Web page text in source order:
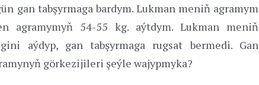
gan tabşyrmaga bardym. Lukman meniň agramym
agramymyň 54-55 kg. aýtdym. Lukman meniň
aýdyp, gan tabşyrmaga rugsat bermedi. Gan
görkezijileri şeýle wajypmyka?